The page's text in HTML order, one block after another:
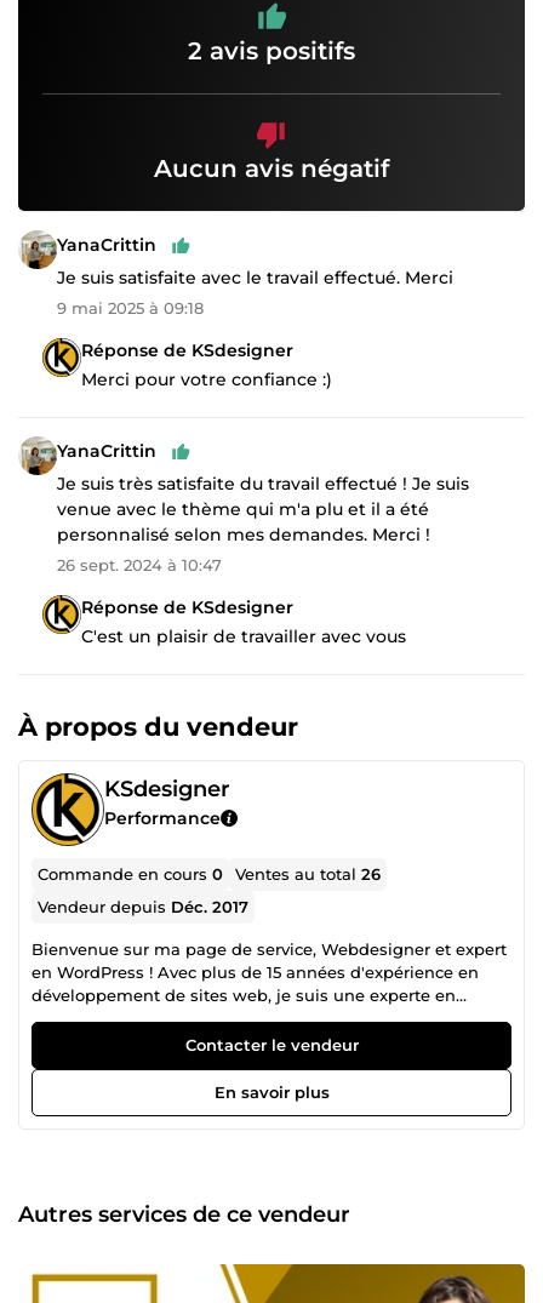
2 avis positifs
Aucun avis négatif
YanaCrittin
Je suis satisfaite avec le travail effectué. Merci
9 mai 2025 à 09:18
Réponse de KSdesigner
Merci pour votre confiance :)
YanaCrittin
Je suis très satisfaite du travail effectué ! Je suis
venue avec le thème qui m'a plu et il a été
personnalisé selon mes demandes. Merci !
26 sept. 2024 à 10:47
Réponse de KSdesigner
C'est un plaisir de travailler avec vous
À propos du vendeur
KSdesigner
Performance
Commande en cours0 Ventes au total26
Vendeur depuis Déc. 2017
Bienvenue sur ma page de service, Webdesigner et expert
en WordPress ! Avec plus de 15 années d'expérience en
développement de sites web, je suis une experte en
WordPress qui offre une gamme de services pour aider les
clients à atteindre leurs objectifs en ligne. J'allie mes
compétences en design et en développement pour créer
des sites web WordPress esthétiquement attrayants,
fonctionnels et adaptés aux besoins de mes clients. En
création de sites web WordPress adaptatifs pour une
expérience utilisateur optimale sur tous les appareils 👉
les performances des sites web WordPress 👉
L'optimisation de la vitesse et de la performance des sites
Contacter le vendeur
En savoir plus
Autres services de ce vendeur